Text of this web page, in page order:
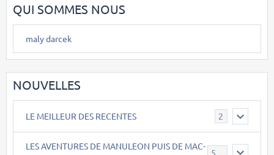
QUI SOMMES NOUS
maly darcek
NOUVELLES
LE MEILLEUR DES RECENTES 2
LES AVENTURES DE MANULEON PUIS DE MAC-